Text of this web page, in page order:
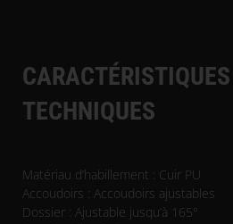
CARACTÉRISTIQUES
TECHNIQUES
Matériau d’habillement : Cuir PU
Accoudoirs : Accoudoirs ajustables
Dossier : Ajustable jusqu’à 165°